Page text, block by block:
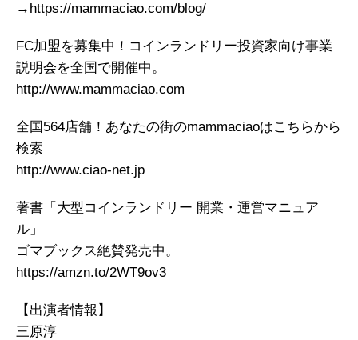
→https://mammaciao.com/blog/
FC加盟を募集中！コインランドリー投資家向け事業
説明会を全国で開催中。
http://www.mammaciao.com
全国564店舗！あなたの街のmammaciaoはこちらから
検索
http://www.ciao-net.jp
著書「大型コインランドリー 開業・運営マニュア
ル」
ゴマブックス絶賛発売中。
https://amzn.to/2WT9ov3
【出演者情報】
三原淳